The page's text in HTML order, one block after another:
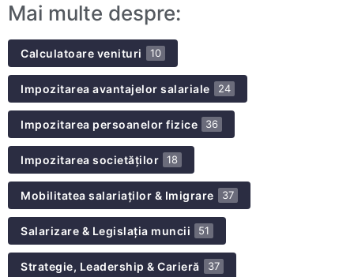
Mai multe despre:
Calculatoare venituri 10
Impozitarea avantajelor salariale 24
Impozitarea persoanelor fizice 36
Impozitarea societăților 18
Mobilitatea salariaților & Imigrare 37
Salarizare & Legislația muncii 51
Strategie, Leadership & Carieră 37